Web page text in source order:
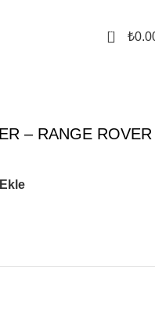
0 ₺
– RANGE ROVER